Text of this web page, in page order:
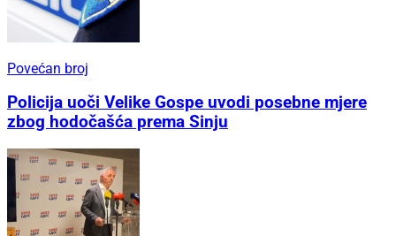
Povećan broj
Policija uoči Velike Gospe uvodi posebne mjere
zbog hodočašća prema Sinju